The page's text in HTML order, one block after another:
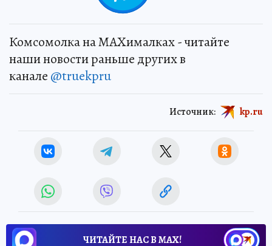
Комсомолка на MAXималках - читайте
наши новости раньше других в
канале @truekpru
Источник: kp.ru
ЧИТАЙТЕ НАС В МАХ!